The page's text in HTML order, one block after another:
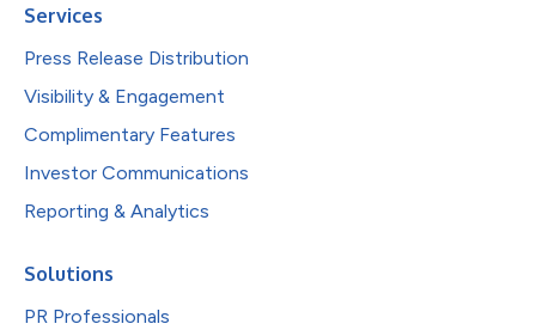
Services
Press Release Distribution
Visibility & Engagement
Complimentary Features
Investor Communications
Reporting & Analytics
Solutions
PR Professionals